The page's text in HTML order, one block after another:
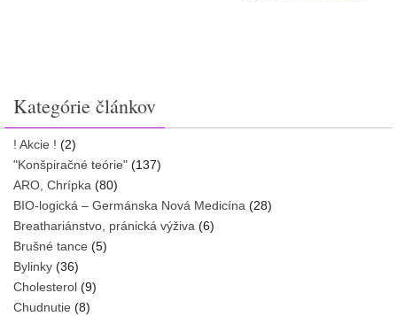
Kategórie článkov
! Akcie ! (2)
"Konšpiračné teórie" (137)
ARO, Chrípka (80)
BIO-logická – Germánska Nová Medicína (28)
Breathariánstvo, pránická výživa (6)
Brušné tance (5)
Bylinky (36)
Cholesterol (9)
Chudnutie (8)